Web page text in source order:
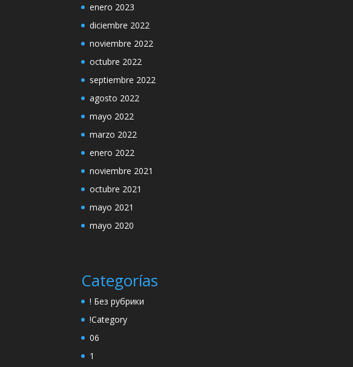
enero 2023
diciembre 2022
noviembre 2022
octubre 2022
septiembre 2022
agosto 2022
mayo 2022
marzo 2022
enero 2022
noviembre 2021
octubre 2021
mayo 2021
mayo 2020
Categorías
! Без рубрики
!Category
06
1